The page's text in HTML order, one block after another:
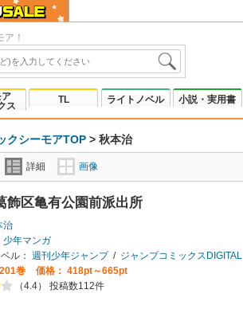
！
ス
TL ライトノベル 小説・実用書
クシーモアTOP > 秋本治
詳細 画像
飾区亀有公園前派出所
治
少年マンガ
ル： 週刊少年ジャンプ / ジャンプコミックスDIGITAL
巻
価格： 418pt～665pt
（4.4） 投稿数112件